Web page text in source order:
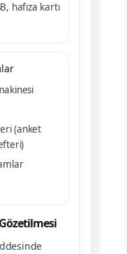
hafıza kartı
(anket